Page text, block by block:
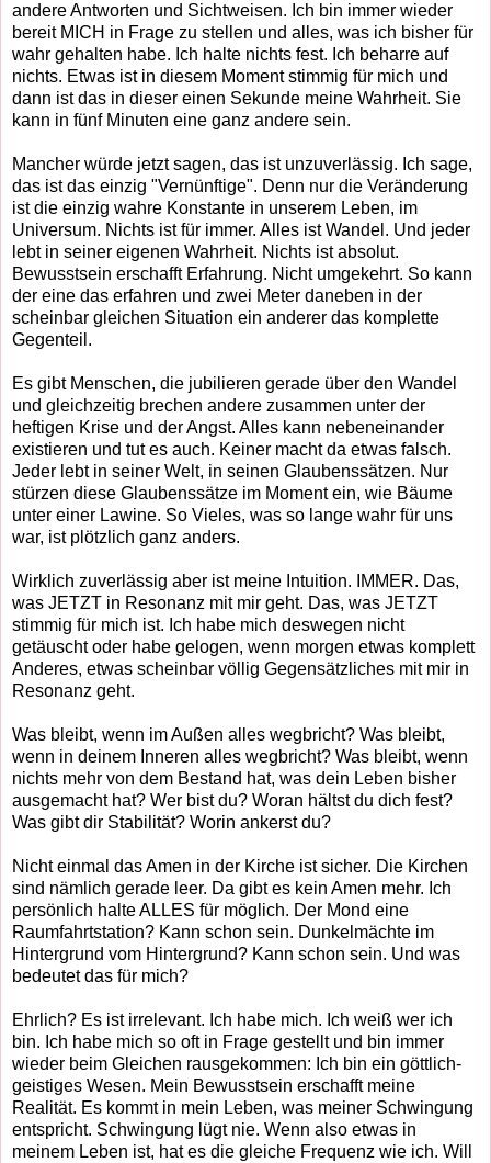
andere Antworten und Sichtweisen. Ich bin immer wieder
bereit MICH in Frage zu stellen und alles, was ich bisher für
wahr gehalten habe. Ich halte nichts fest. Ich beharre auf
nichts. Etwas ist in diesem Moment stimmig für mich und
dann ist das in dieser einen Sekunde meine Wahrheit. Sie
kann in fünf Minuten eine ganz andere sein.
Mancher würde jetzt sagen, das ist unzuverlässig. Ich sage,
das ist das einzig "Vernünftige". Denn nur die Veränderung
ist die einzig wahre Konstante in unserem Leben, im
Universum. Nichts ist für immer. Alles ist Wandel. Und jeder
lebt in seiner eigenen Wahrheit. Nichts ist absolut.
Bewusstsein erschafft Erfahrung. Nicht umgekehrt. So kann
der eine das erfahren und zwei Meter daneben in der
scheinbar gleichen Situation ein anderer das komplette
Gegenteil.
Es gibt Menschen, die jubilieren gerade über den Wandel
und gleichzeitig brechen andere zusammen unter der
heftigen Krise und der Angst. Alles kann nebeneinander
existieren und tut es auch. Keiner macht da etwas falsch.
Jeder lebt in seiner Welt, in seinen Glaubenssätzen. Nur
stürzen diese Glaubenssätze im Moment ein, wie Bäume
unter einer Lawine. So Vieles, was so lange wahr für uns
war, ist plötzlich ganz anders.
Wirklich zuverlässig aber ist meine Intuition. IMMER. Das,
was JETZT in Resonanz mit mir geht. Das, was JETZT
stimmig für mich ist. Ich habe mich deswegen nicht
getäuscht oder habe gelogen, wenn morgen etwas komplett
Anderes, etwas scheinbar völlig Gegensätzliches mit mir in
Resonanz geht.
Was bleibt, wenn im Außen alles wegbricht? Was bleibt,
wenn in deinem Inneren alles wegbricht? Was bleibt, wenn
nichts mehr von dem Bestand hat, was dein Leben bisher
ausgemacht hat? Wer bist du? Woran hältst du dich fest?
Was gibt dir Stabilität? Worin ankerst du?
Nicht einmal das Amen in der Kirche ist sicher. Die Kirchen
sind nämlich gerade leer. Da gibt es kein Amen mehr. Ich
persönlich halte ALLES für möglich. Der Mond eine
Raumfahrtstation? Kann schon sein. Dunkelmächte im
Hintergrund vom Hintergrund? Kann schon sein. Und was
bedeutet das für mich?
Ehrlich? Es ist irrelevant. Ich habe mich. Ich weiß wer ich
bin. Ich habe mich so oft in Frage gestellt und bin immer
wieder beim Gleichen rausgekommen: Ich bin ein göttlich-
geistiges Wesen. Mein Bewusstsein erschafft meine
Realität. Es kommt in mein Leben, was meiner Schwingung
entspricht. Schwingung lügt nie. Wenn also etwas in
meinem Leben ist, hat es die gleiche Frequenz wie ich. Will